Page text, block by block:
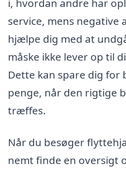
i, hvordan andre har
service, mens negative
hjælpe dig med at
måske ikke lever op til
Dette kan spare dig for
penge, når den rigtige
træffes.
Når du besøger
nemt finde en oversigt